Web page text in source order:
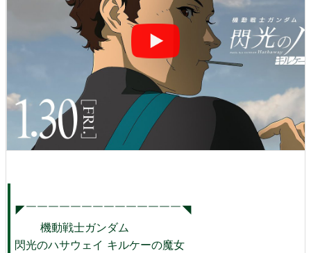
◤￣￣￣￣￣￣￣￣￣￣￣￣￣￣◥
機動戦士ガンダム
閃光のハサウェイ キルケーの魔女